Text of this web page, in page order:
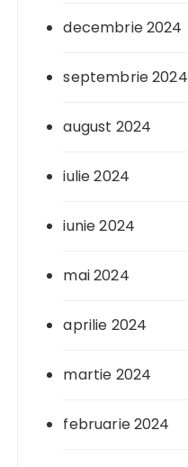
decembrie 2024
septembrie 2024
august 2024
iulie 2024
iunie 2024
mai 2024
aprilie 2024
martie 2024
februarie 2024